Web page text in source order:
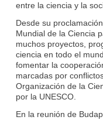
entre la ciencia y la
Desde su
Mundial de la Ciencia
muchos proyectos,
ciencia en todo el
fomentar la
marcadas por
Organización de la
por la UNESCO.
En la reunión de